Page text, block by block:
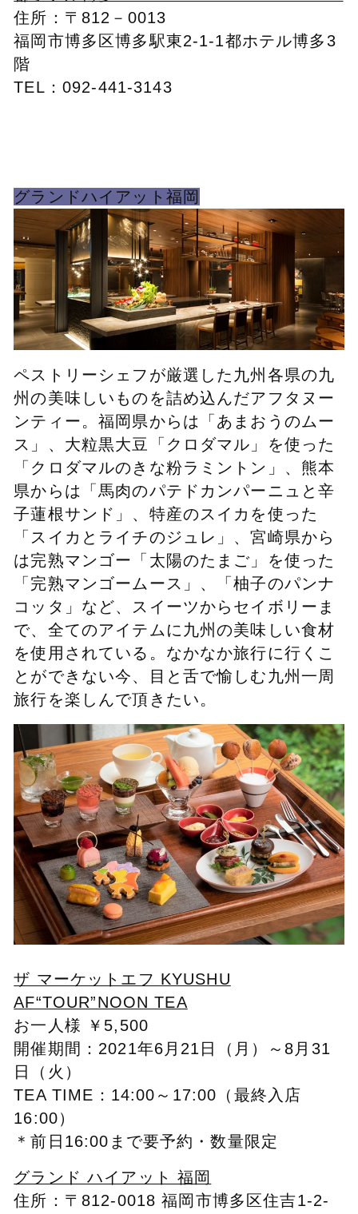
住所：〒812－0013
福岡市博多区博多駅東2-1-1都ホテル博多3
階
TEL：092-441-3143
グランドハイアット福岡
ペストリーシェフが厳選した九州各県の九
州の美味しいものを詰め込んだアフタヌー
ンティー。福岡県からは「あまおうのムー
ス」、大粒黒大豆「クロダマル」を使った
「クロダマルのきな粉ラミントン」、熊本
県からは「馬肉のパテドカンパーニュと辛
子蓮根サンド」、特産のスイカを使った
「スイカとライチのジュレ」、宮崎県から
は完熟マンゴー「太陽のたまご」を使った
「完熟マンゴームース」、「柚子のパンナ
コッタ」など、スイーツからセイボリーま
で、全てのアイテムに九州の美味しい食材
を使用されている。なかなか旅行に行くこ
とができない今、目と舌で愉しむ九州一周
旅行を楽しんで頂きたい。
ザ マーケットエフ KYUSHU
AF“TOUR”NOON TEA
お一人様 ￥5,500
開催期間：2021年6月21日（月）～8月31
日（火）
TEA TIME：14:00～17:00（最終入店
16:00）
＊前日16:00まで要予約・数量限定
グランド ハイアット 福岡
住所：〒812-0018 福岡市博多区住吉1-2-